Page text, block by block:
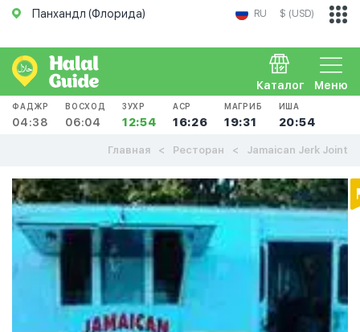
Панхандл (Флорида) RU $ (USD)
Меню
Каталог
ФАДЖР
04:38
ВОСХОД
06:04
ЗУХР
12:54
АСР
16:26
МАГРИБ
19:31
ИША
20:54
Главная Ресторан Jamaican Jerk Joint